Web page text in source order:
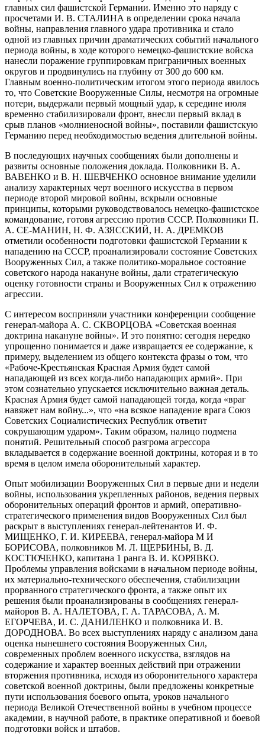
главных сил фашистской Германии. Именно это наряду с
просчетами И. В. СТАЛИНА в определении срока начала
войны, направления главного удара противника и стало
одной из главных причин драматических событий начального
периода войны, в ходе которого немецко-фашистские войска
нанесли поражение группировкам приграничных военных
округов и продвинулись на глубину от 300 до 600 км.
Главным военно-политическим итогом этого периода явилось
то, что Советские Вооруженные Силы, несмотря на огромные
потери, выдержали первый мощный удар, к середине июля
временно стабилизировали фронт, внесли первый вклад в
срыв планов «молниеносной войны», поставили фашистскую
Германию перед необходимостью ведения длительной войны.
В последующих научных сообщениях были дополнены и
развиты основные положения доклада. Полковники В. А.
ВАВЕНКО и В. Н. ШЕВЧЕНКО основное внимание уделили
анализу характерных черт военного искусства в первом
периоде второй мировой войны, вскрыли основные
принципы, которыми руководствовалось немецко-фашистское
командование, готовя агрессию против СССР. Полковники П.
А. СЕ-МАНИН, Н. Ф. АЗЯССКИЙ, Н. А. ДРЕМКОВ
отметили особенности подготовки фашистской Германии к
нападению на СССР, проанализировали состояние Советских
Вооруженных Сил, а также политико-моральное состояние
советского народа накануне войны, дали стратегическую
оценку готовности страны и Вооруженных Сил к отражению
агрессии.
С интересом восприняли участники конференции сообщение
генерал-майора А. С. СКВОРЦОВА «Советская военная
доктрина накануне войны». И это понятно: сегодня нередко
упрощенно понимается и даже извращается ее содержание, к
примеру, выделением из общего контекста фразы о том, что
«Рабоче-Крестьянская Красная Армия будет самой
нападающей из всех когда-либо нападающих армий». При
этом сознательно упускается исключительно важная деталь.
Красная Армия будет самой нападающей тогда, когда «враг
навяжет нам войну...», что «на всякое нападение врага Союз
Советских Социалистических Республик ответит
сокрушающим ударом». Таким образом, налицо подмена
понятий. Решительный способ разгрома агрессора
вкладывается в содержание военной доктрины, которая и в то
время в целом имела оборонительный характер.
Опыт мобилизации Вооруженных Сил в первые дни и недели
войны, использования укрепленных районов, ведения первых
оборонительных операций фронтов и армий, оперативно-
стратегического применения видов Вооруженных Сил был
раскрыт в выступлениях генерал-лейтенантов И. Ф.
МИЩЕНКО, Г. И. КИРЕЕВА, генерал-майора М И
БОРИСОВА, полковников М. Л. ЩЕРБИНЫ, В. Д.
КОСТЮЧЕНКО, капитана 1 ранга В. И. КОРЯВКО.
Проблемы управления войсками в начальном периоде войны,
их материально-технического обеспечения, стабилизации
прорванного стратегического фронта, а также опыт их
решения были проанализированы в сообщениях генерал-
майоров В. А. НАЛЕТОВА, Г. А. ТАРАСОВА, А. М.
ЕГОРЧЕВА, И. С. ДАНИЛЕНКО и полковника И. В.
ДОРОДНОВА. Во всех выступлениях наряду с анализом дана
оценка нынешнего состояния Вооруженных Сил,
современных проблем военного искусства, взглядов на
содержание и характер военных действий при отражении
вторжения противника, исходя из оборонительного характера
советской военной доктрины, были предложены конкретные
пути использования боевого опыта, уроков начального
периода Великой Отечественной войны в учебном процессе
академии, в научной работе, в практике оперативной и боевой
подготовки войск и штабов.